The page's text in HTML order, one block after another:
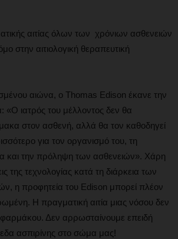
αιτίας όλων των χρόνιων ασθενειών
στην αιτιολογική θεραπευτική
αιώνα, ο Thomas Edison έκανε την
«Ο ιατρός του μέλλοντος δεν θα
στον ασθενή, αλλά θα τον καθοδηγεί
για τον οργανισμό του, τη
και την πρόληψη των ασθενειών». Χάρη
της τεχνολογίας κατά τη διάρκεια των
η προφητεία του Edison μπορεί πλέον
Η πραγματική αιτία μιας νόσου δεν
φαρμάκου. Δεν αρρωσταίνουμε επειδή
ασπιρίνης στο σώμα μας!